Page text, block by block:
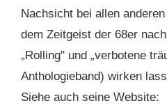
Nachsicht bei allen
dem Zeitgeist der 68er
„Rolling" und „verbotene
Anthologieband) wirken
Siehe auch seine Website: